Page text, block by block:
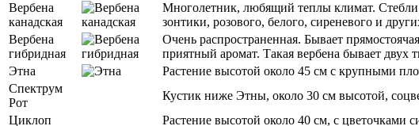
Вербена
канадская
Многолетник, любящий теплы климат.
зонтики, розового, белого, сиреневого и
Вербена
гибридная
Очень распространенная. Бывает
приятный аромат. Такая вербена бывает двух
Этна
Растение высотой около 45 см с крупными
Спектрум
Рот
Кустик ниже Этны, около 30 см высотой,
Циклоп
Растение высотой около 40 см, с цветочками